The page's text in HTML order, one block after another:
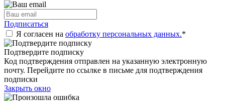
Подписаться
Я согласен на обработку персональных данных.*
Подтвердите подписку
Код подтверждения отправлен на указанную электронную
почту. Перейдите по ссылке в письме для подтверждения
подписки
Закрыть окно